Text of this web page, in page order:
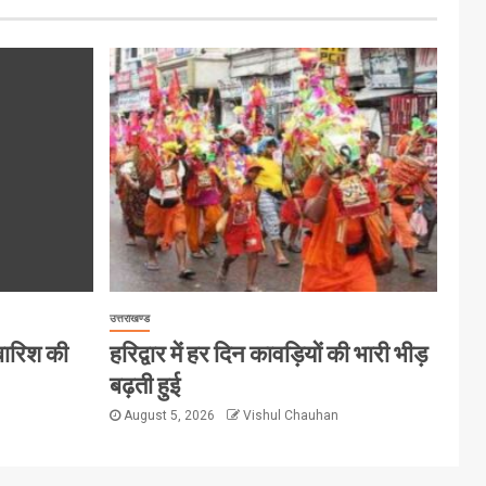
की
उत्तराखण्ड
हरिद्वार में हर दिन कावड़ियों की भारी भीड़
बढ़ती हुई
August 5, 2026 Vishul Chauhan